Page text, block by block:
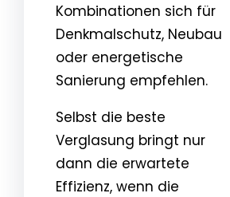
Kombinationen sich für
Denkmalschutz, Neubau
oder energetische
Sanierung empfehlen.
Selbst die beste
Verglasung bringt nur
dann die erwartete
Effizienz, wenn die